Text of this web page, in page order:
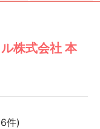
株式会社 本
件)